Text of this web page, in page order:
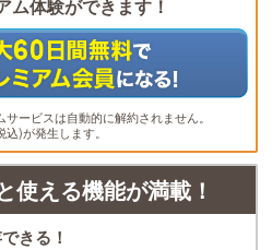
ム体験ができます！
ービスは自動的に解約されません。
)が発生します。
使える機能が満載！
きる！